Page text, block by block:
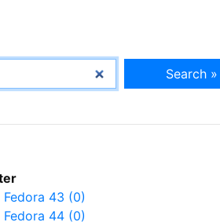
Search »
Fedora 43 (0)
Fedora 44 (0)